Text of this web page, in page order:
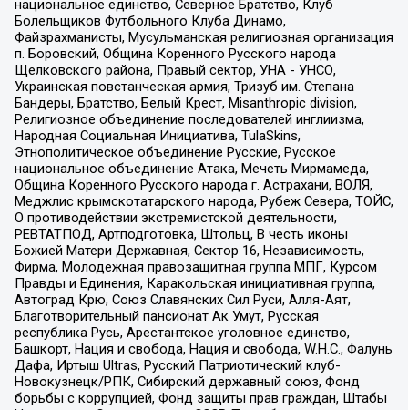
национальное единство, Северное Братство, Клуб
Болельщиков Футбольного Клуба Динамо,
Файзрахманисты, Мусульманская религиозная организация
п. Боровский, Община Коренного Русского народа
Щелковского района, Правый сектор, УНА - УНСО,
Украинская повстанческая армия, Тризуб им. Степана
Бандеры, Братство, Белый Крест, Misanthropic division,
Религиозное объединение последователей инглиизма,
Народная Социальная Инициатива, TulaSkins,
Этнополитическое объединение Русские, Русское
национальное объединение Атака, Мечеть Мирмамеда,
Община Коренного Русского народа г. Астрахани, ВОЛЯ,
Меджлис крымскотатарского народа, Рубеж Севера, ТОЙС,
О противодействии экстремистской деятельности,
РЕВТАТПОД, Артподготовка, Штольц, В честь иконы
Божией Матери Державная, Сектор 16, Независимость,
Фирма, Молодежная правозащитная группа МПГ, Курсом
Правды и Единения, Каракольская инициативная группа,
Автоград Крю, Союз Славянских Сил Руси, Алля-Аят,
Благотворительный пансионат Ак Умут, Русская
республика Русь, Арестантское уголовное единство,
Башкорт, Нация и свобода, Нация и свобода, W.H.С., Фалунь
Дафа, Иртыш Ultras, Русский Патриотический клуб-
Новокузнецк/РПК, Сибирский державный союз, Фонд
борьбы с коррупцией, Фонд защиты прав граждан, Штабы